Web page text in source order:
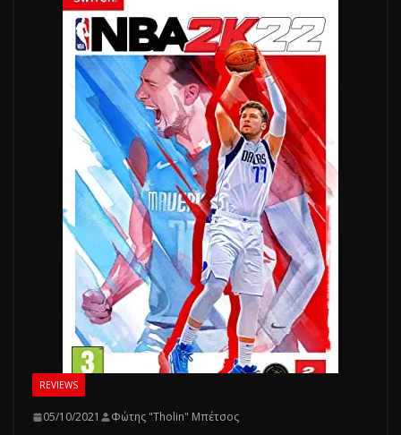
REVIEWS
05/10/2021 Φώτης "Tholin" Μπέτσος